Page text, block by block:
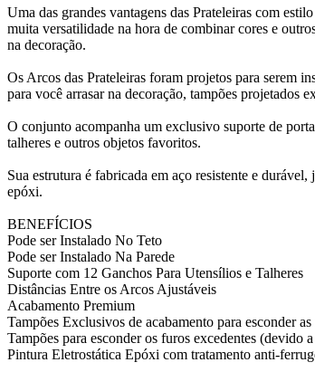
Uma das grandes vantagens das Prateleiras com
muita versatilidade na hora de combinar cores e
na decoração.
Os Arcos das Prateleiras foram projetos para serem
para você arrasar na decoração, tampões projetados
O conjunto acompanha um exclusivo suporte de
talheres e outros objetos favoritos.
Sua estrutura é fabricada em aço resistente e
epóxi.
BENEFÍCIOS
Pode ser Instalado No Teto
Pode ser Instalado Na Parede
Suporte com 12 Ganchos Para Utensílios e Talheres
Distâncias Entre os Arcos Ajustáveis
Acabamento Premium
Tampões Exclusivos de acabamento para esconder
Tampões para esconder os furos excedentes (devido
Pintura Eletrostática Epóxi com tratamento anti-